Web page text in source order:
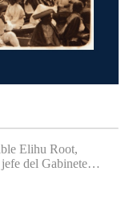
Elihu Root,
jefe del Gabinete…